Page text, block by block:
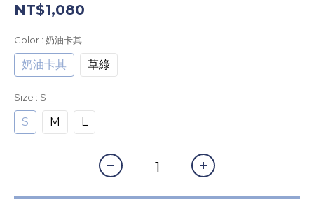
NT$1,080
Color : 奶油卡其
奶油卡其 草綠
Size : S
S M L